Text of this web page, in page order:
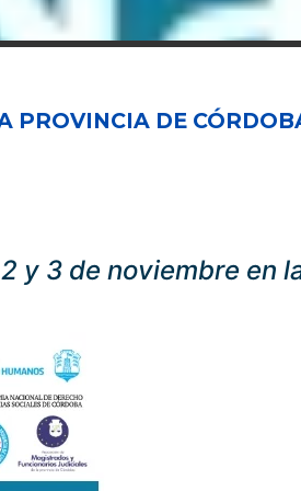
PROVINCIA DE
y 3 de noviembre en